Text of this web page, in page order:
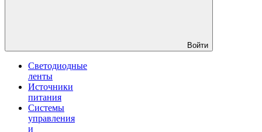
Войти
Светодиодные
ленты
Источники
питания
Системы
управления
и